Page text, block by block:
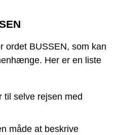
ordet BUSSEN, som kan
Her er en liste
til selve rejsen med
måde at beskrive